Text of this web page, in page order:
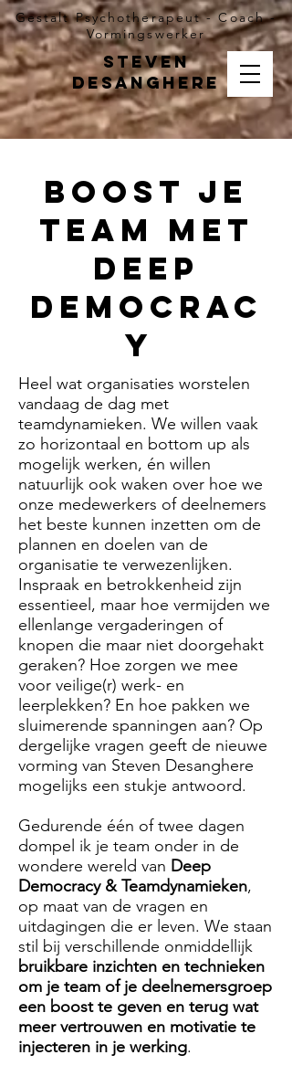
Steven
Desanghere
Gestalt Psychotherapeut - Coach -
Vormingswerker
Boost je
Team met
Deep
Democrac
y
Heel wat organisaties worstelen
vandaag de dag met
teamdynamieken. We willen vaak
zo horizontaal en bottom up als
mogelijk werken, én willen
natuurlijk ook waken over hoe we
onze medewerkers of deelnemers
het beste kunnen inzetten om de
plannen en doelen van de
organisatie te verwezenlijken.
Inspraak en betrokkenheid zijn
essentieel, maar hoe vermijden we
ellenlange vergaderingen of
knopen die maar niet doorgehakt
geraken? Hoe zorgen we mee
voor veilige(r) werk- en
leerplekken? En hoe pakken we
sluimerende spanningen aan? Op
dergelijke vragen geeft de nieuwe
vorming van Steven Desanghere
mogelijks een stukje antwoord.
Gedurende één of twee dagen
dompel ik je team onder in de
wondere wereld van Deep
Democracy & Teamdynamieken,
op maat van de vragen en
uitdagingen die er leven. We staan
stil bij verschillende onmiddellijk
bruikbare inzichten en technieken
om je team of je deelnemersgroep
een boost te geven en terug wat
meer vertrouwen en motivatie te
injecteren in je werking.